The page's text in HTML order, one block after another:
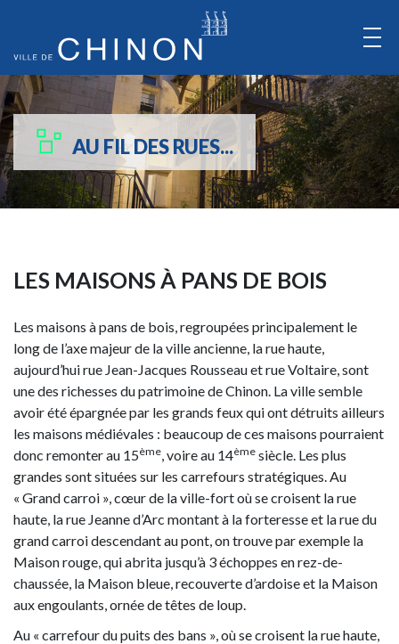
Aller
au
ContenuAller
au
Menu
AU FIL DES RUES...
LES MAISONS À PANS DE BOIS
Les maisons à pans de bois, regroupées principalement le
long de l’axe majeur de la ville ancienne, la rue haute,
aujourd’hui rue Jean-Jacques Rousseau et rue Voltaire, sont
une des richesses du patrimoine de Chinon. La ville semble
avoir été épargnée par les grands feux qui ont détruits ailleurs
les maisons médiévales : beaucoup de ces maisons pourraient
donc remonter au 15ème, voire au 14ème siècle. Les plus
grandes sont situées sur les carrefours stratégiques. Au
« Grand carroi », cœur de la ville-fort où se croisent la rue
haute, la rue Jeanne d’Arc montant à la forteresse et la rue du
grand carroi descendant au pont, on trouve par exemple la
Maison rouge, qui abrita jusqu’à 3 échoppes en rez-de-
chaussée, la Maison bleue, recouverte d’ardoise et la Maison
aux engoulants, ornée de têtes de loup.
Au « carrefour du puits des bans », où se croisent la rue haute,